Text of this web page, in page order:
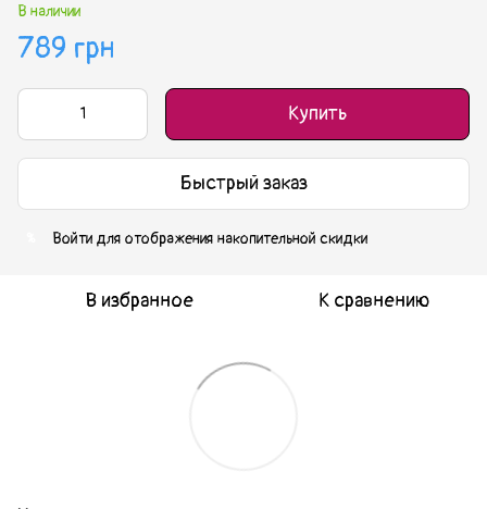
В наличии
789 грн
Купить
Быстрый заказ
Войти для отображения накопительной скидки
В избранное К сравнению